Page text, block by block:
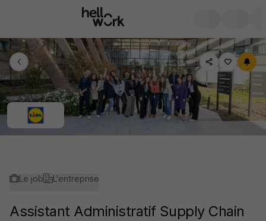
Le job L'entreprise
Assistant Administratif Supply Chain